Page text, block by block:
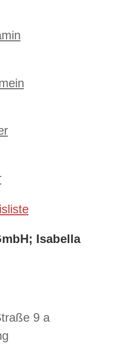
Isabella
9 a